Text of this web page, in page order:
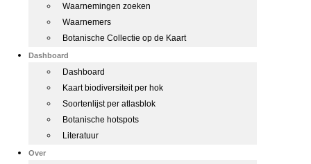
Waarnemingen zoeken
Waarnemers
Botanische Collectie op de Kaart
Dashboard
Dashboard
Kaart biodiversiteit per hok
Soortenlijst per atlasblok
Botanische hotspots
Literatuur
Over